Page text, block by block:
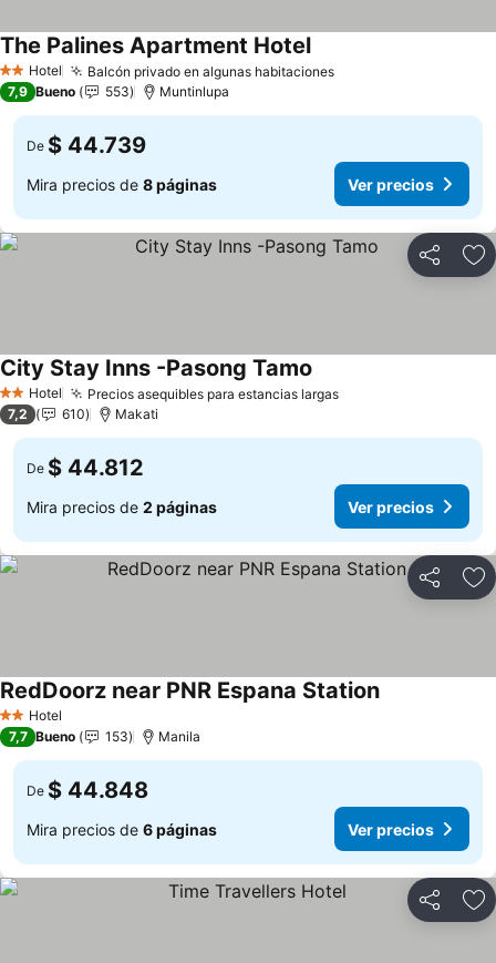
2 Estrellas
Hotel Balcón privado en algunas habitaciones
The Palines Apartment Hotel
7,9 Bueno 553 Muntinlupa
De $ 44.739
Mira precios de 8 páginas Ver precios
Compartir
2 Estrellas
Hotel Precios asequibles para estancias largas
City Stay Inns -Pasong Tamo
7,2 610 Makati
De $ 44.812
Mira precios de 2 páginas Ver precios
Compartir
2 Estrellas
Hotel
RedDoorz near PNR Espana Station
7,7 Bueno 153 Manila
De $ 44.848
Mira precios de 6 páginas Ver precios
Compartir